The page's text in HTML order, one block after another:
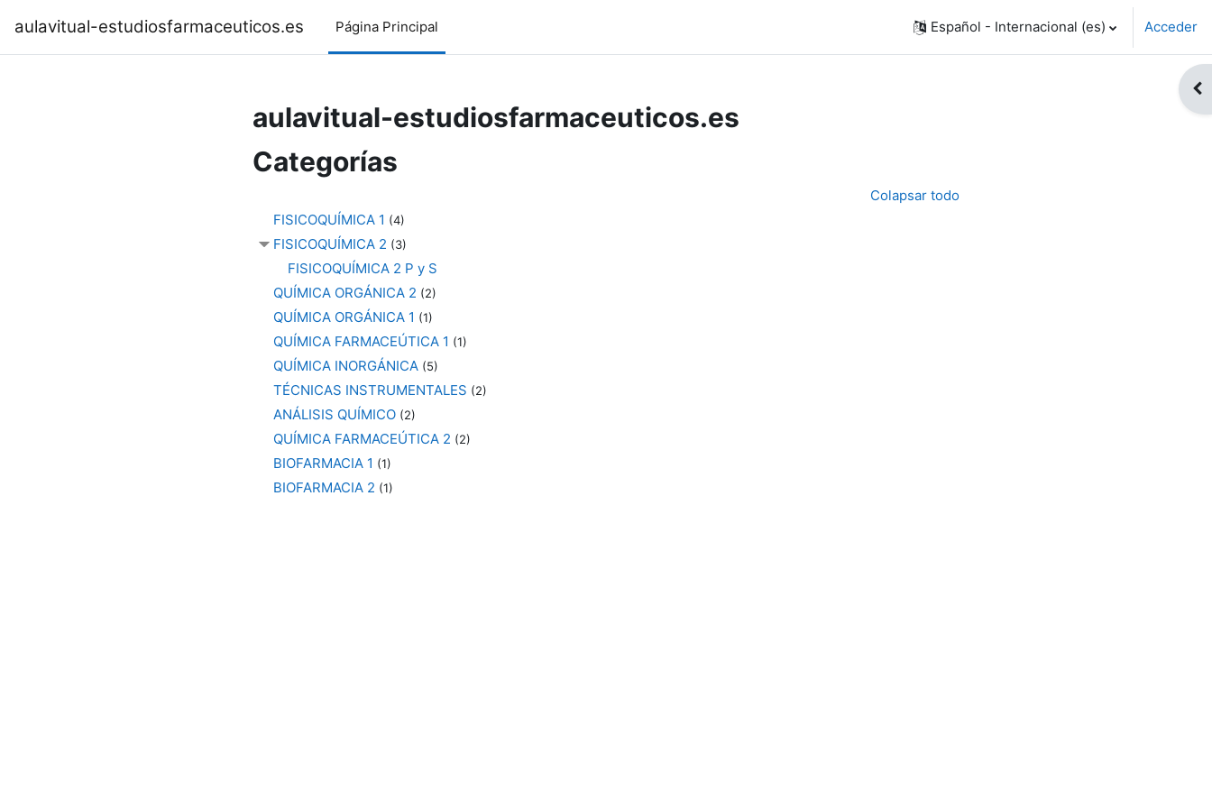
aulavitual-estudiosfarmaceuticos.es Página Principal Español - Internacional ‎(es)‎ Acceder
aulavitual-estudiosfarmaceuticos.es
Categorías
Colapsar todo
FISICOQUÍMICA 1 (4)
FISICOQUÍMICA 2 (3)
FISICOQUÍMICA 2 P y S
QUÍMICA ORGÁNICA 2 (2)
QUÍMICA ORGÁNICA 1 (1)
QUÍMICA FARMACEÚTICA 1 (1)
QUÍMICA INORGÁNICA (5)
TÉCNICAS INSTRUMENTALES (2)
ANÁLISIS QUÍMICO (2)
QUÍMICA FARMACEÚTICA 2 (2)
BIOFARMACIA 1 (1)
BIOFARMACIA 2 (1)